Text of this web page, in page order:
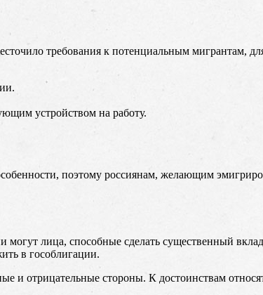
требования к потенциальным мигрантам,
устройством на работу.
поэтому россиянам, желающим
могут лица, способные сделать существенный
в гособлигации.
и отрицательные стороны. К достоинствам